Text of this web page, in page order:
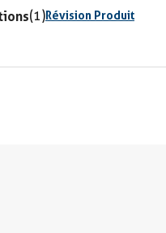
(1)Révision Produit